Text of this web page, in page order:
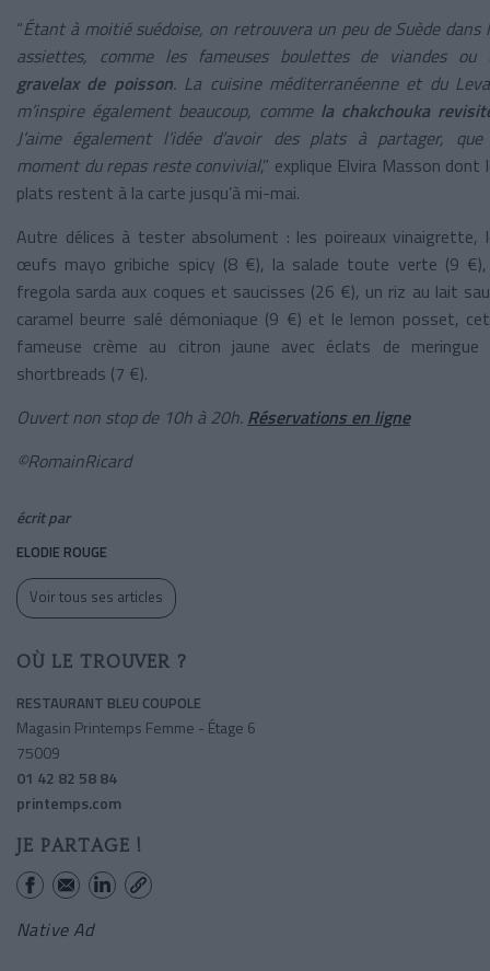
“Étant à moitié suédoise, on retrouvera un peu de Suède dans
assiettes, comme les fameuses boulettes de viandes ou
gravelax de poisson. La cuisine méditerranéenne et du
m’inspire également beaucoup, comme la chakchouka
J’aime également l’idée d’avoir des plats à partager,
moment du repas reste convivial,” explique Elvira Masson dont
plats restent à la carte jusqu’à mi-mai.
Autre délices à tester absolument : les poireaux vinaigrette,
œufs mayo gribiche spicy (8 €), la salade toute verte (9
fregola sarda aux coques et saucisses (26 €), un riz au lait
caramel beurre salé démoniaque (9 €) et le lemon posset,
fameuse crème au citron jaune avec éclats de
shortbreads (7 €).
Ouvert non stop de 10h à 20h. Réservations en ligne
©RomainRicard
écrit par
ELODIE ROUGE
Voir tous ses articles
OÙ LE TROUVER ?
RESTAURANT BLEU COUPOLE
Magasin Printemps Femme - Étage 6
75009
01 42 82 58 84
printemps.com
JE PARTAGE !
Native Ad